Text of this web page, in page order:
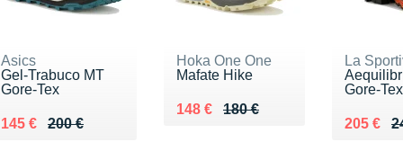
Asics
Gel-Trabuco MT
Gore-Tex
200 €
Au lieu de 200 €
145 €
Vendu 145 €
Hoka One One
Mafate Hike
180 €
Au lieu de 180 €
148 €
Vendu 148 €
La
Gore-Tex
Au lieu
205 €
Vendu